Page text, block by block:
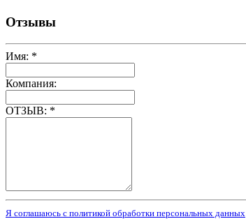
Отзывы
Имя: *
Компания:
ОТЗЫВ: *
Я соглашаюсь с политикой обработки персональных данных